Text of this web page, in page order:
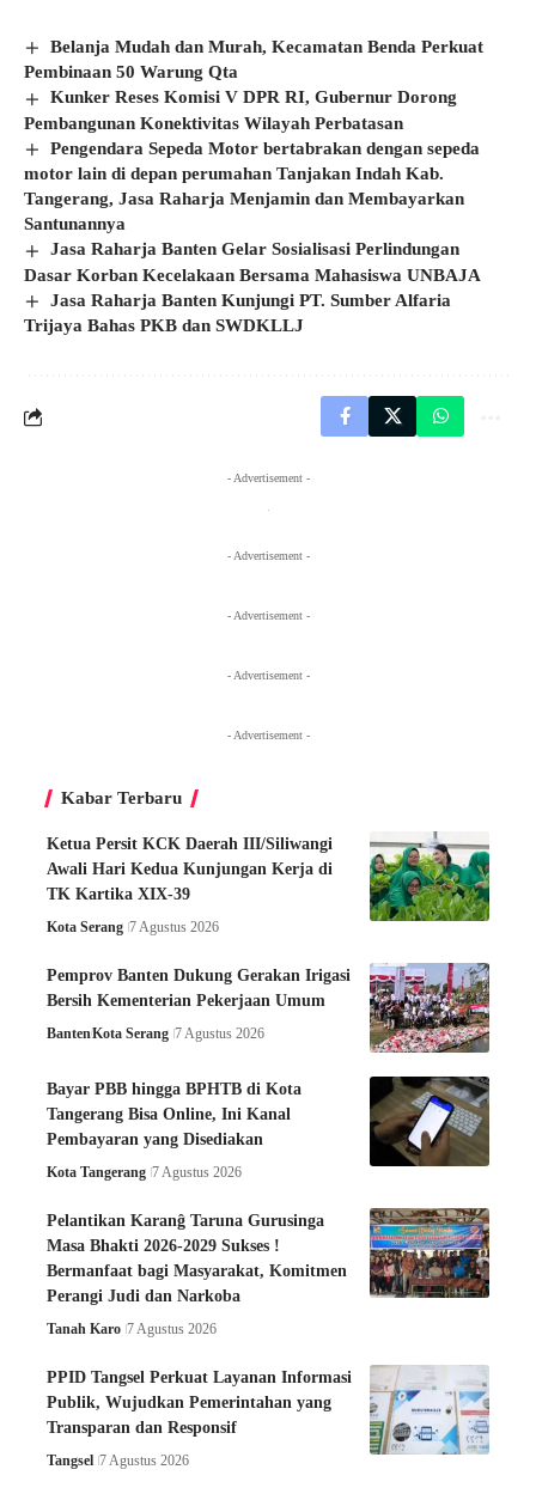
Belanja Mudah dan Murah, Kecamatan Benda Perkuat
Pembinaan 50 Warung Qta
Kunker Reses Komisi V DPR RI, Gubernur Dorong
Pembangunan Konektivitas Wilayah Perbatasan
Pengendara Sepeda Motor bertabrakan dengan sepeda
motor lain di depan perumahan Tanjakan Indah Kab.
Tangerang, Jasa Raharja Menjamin dan Membayarkan
Santunannya
Jasa Raharja Banten Gelar Sosialisasi Perlindungan
Dasar Korban Kecelakaan Bersama Mahasiswa UNBAJA
Jasa Raharja Banten Kunjungi PT. Sumber Alfaria
Trijaya Bahas PKB dan SWDKLLJ
- Advertisement -
- Advertisement -
- Advertisement -
- Advertisement -
- Advertisement -
Kabar Terbaru
Ketua Persit KCK Daerah III/Siliwangi
Awali Hari Kedua Kunjungan Kerja di
TK Kartika XIX-39
Kota Serang 7 Agustus 2026
Pemprov Banten Dukung Gerakan Irigasi
Bersih Kementerian Pekerjaan Umum
BantenKota Serang 7 Agustus 2026
Bayar PBB hingga BPHTB di Kota
Tangerang Bisa Online, Ini Kanal
Pembayaran yang Disediakan
Kota Tangerang 7 Agustus 2026
Pelantikan Karanĝ Taruna Gurusinga
Masa Bhakti 2026-2029 Sukses !
Bermanfaat bagi Masyarakat, Komitmen
Perangi Judi dan Narkoba
Tanah Karo 7 Agustus 2026
PPID Tangsel Perkuat Layanan Informasi
Publik, Wujudkan Pemerintahan yang
Transparan dan Responsif
Tangsel 7 Agustus 2026